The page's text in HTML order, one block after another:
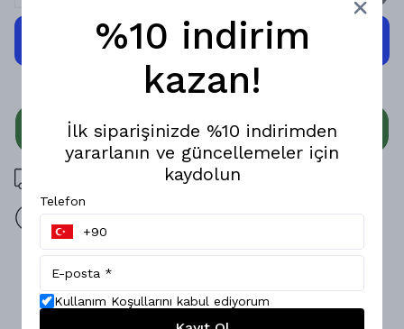
WHATSAPP
3000 TL üzeri ücretsiz kargo
14 gün içinde iade değişim
Ürün Açıklaması
Zamansız şıklığı ve konforu bir arada sunan Regular Polo
Yaka Triko T-Shirt, günlük stilinizi zahmetsizce yükseltir.;
%10 indirim
kazan!
İlk siparişinizde %10 indirimden
yararlanın ve güncellemeler için
kaydolun
Telefon
Kullanım Koşullarını kabul ediyorum